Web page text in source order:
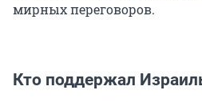
мирных переговоров.
Кто поддержал